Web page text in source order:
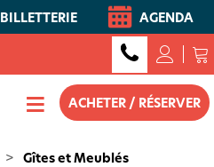
BILLETTERIE AGENDA
ACHETER / RÉSERVER
> Gîtes et Meublés